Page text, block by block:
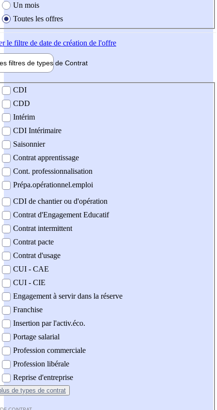
Un mois
Toutes les offres
le filtre de date de création de l'offre
filtres de types de Contrat
contrat
CDI
CDD
Intérim
CDI Intérimaire
Saisonnier
Contrat apprentissage
Cont. professionnalisation
Prépa.opérationnel.emploi
CDI de chantier ou d'opération
Contrat d'Engagement Educatif
Contrat intermittent
Contrat pacte
Contrat d'usage
CUI - CAE
CUI - CIE
Engagement à servir dans la réserve
Franchise
Insertion par l'activ.éco.
Portage salarial
Profession commerciale
Profession libérale
Reprise d'entreprise
de types de contrat